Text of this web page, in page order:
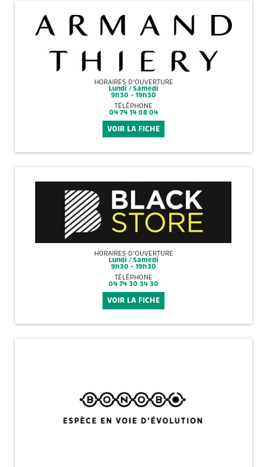
HORAIRES D'OUVERTURE
Lundi / Samedi
9h30 - 19h30
TÉLÉPHONE
04 74 14 08 04
VOIR LA FICHE
HORAIRES D'OUVERTURE
Lundi / Samedi
9h30 - 19h30
TÉLÉPHONE
04 74 30 34 30
VOIR LA FICHE